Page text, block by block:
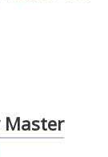
Master